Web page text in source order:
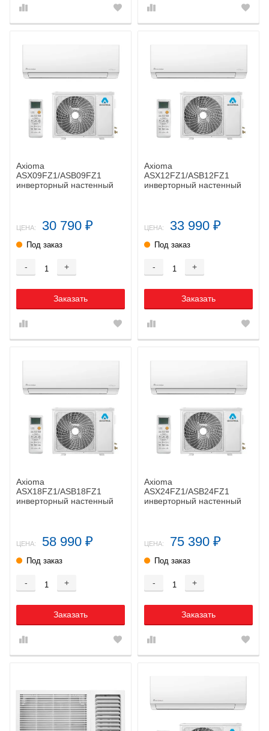
Axioma
ASX09FZ1/ASB09FZ1
инверторный настенный
ЦЕНА: 30 790 ₽
Под заказ
- +
Заказать
Axioma
ASX12FZ1/ASB12FZ1
инверторный настенный
ЦЕНА: 33 990 ₽
Под заказ
- +
Заказать
Axioma
ASX18FZ1/ASB18FZ1
инверторный настенный
ЦЕНА: 58 990 ₽
Под заказ
- +
Заказать
Axioma
ASX24FZ1/ASB24FZ1
инверторный настенный
ЦЕНА: 75 390 ₽
Под заказ
- +
Заказать